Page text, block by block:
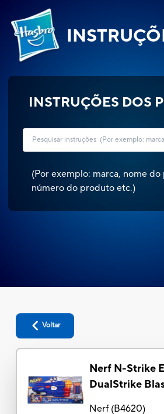
INSTRUÇÕES DOS
(Por exemplo: marca, nome
número do produto etc.)
Voltar
Nerf N-Strike
DualStrike
Nerf(B4620)